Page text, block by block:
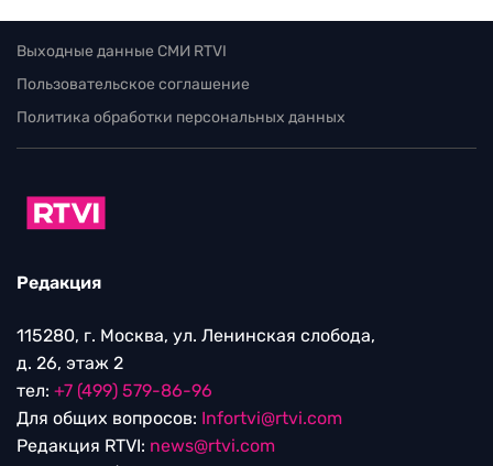
Выходные данные СМИ RTVI
Пользовательское соглашение
Политика обработки персональных данных
Редакция
115280, г. Москва, ул. Ленинская слобода,
д. 26, этаж 2
тел: +7 (499) 579-86-96
Для общих вопросов: Infortvi@rtvi.com
Редакция RTVI: news@rtvi.com